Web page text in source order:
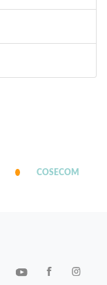
COSECOM